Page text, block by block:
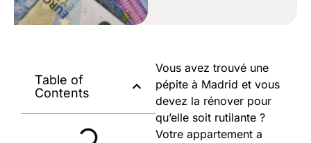
Table of
Contents
Vous avez trouvé une
pépite à Madrid et vous
devez la rénover pour
qu’elle soit rutilante ?
Votre appartement a